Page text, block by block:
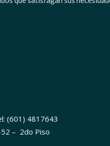
(601) 4817643
52 – 2do Piso